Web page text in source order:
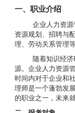
一、职业介绍
企业人力资
资源规划、招聘与
理、劳动关系管理
随着知识经
源。企业人力资源
时间内对于企业和
理师是一个蓬勃发
的职业之一，未来